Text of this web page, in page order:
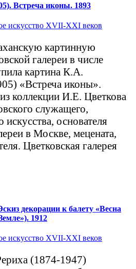
Встреча иконы. 1893
искусство XVII-XXI веков
картинную
галереи в числе
картина К.А.
«Встреча иконы».
коллекции И.Е. Цветкова
служащего,
искусства, основателя
в Москве, мецената,
Цветковская галерея
декорации к балету «Весна
1912
искусство XVII-XXI веков
(1874-1947)